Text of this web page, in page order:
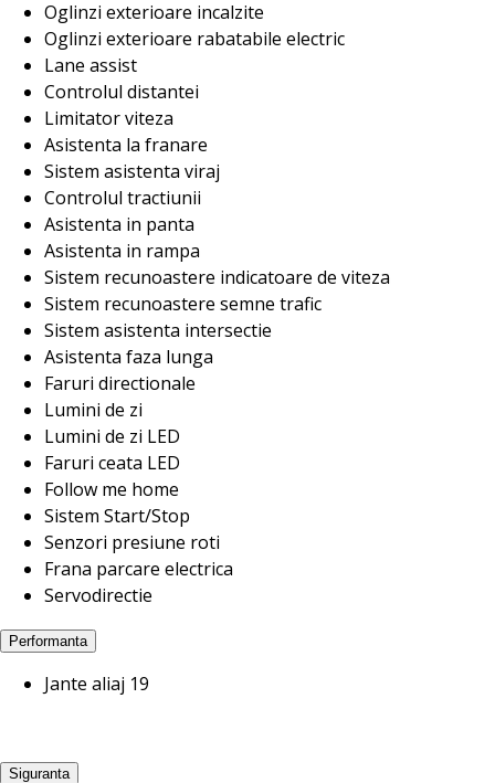
Oglinzi exterioare incalzite
Oglinzi exterioare rabatabile electric
Lane assist
Controlul distantei
Limitator viteza
Asistenta la franare
Sistem asistenta viraj
Controlul tractiunii
Asistenta in panta
Asistenta in rampa
Sistem recunoastere indicatoare de viteza
Sistem recunoastere semne trafic
Sistem asistenta intersectie
Asistenta faza lunga
Faruri directionale
Lumini de zi
Lumini de zi LED
Faruri ceata LED
Follow me home
Sistem Start/Stop
Senzori presiune roti
Frana parcare electrica
Servodirectie
Performanta
Jante aliaj 19
Siguranta